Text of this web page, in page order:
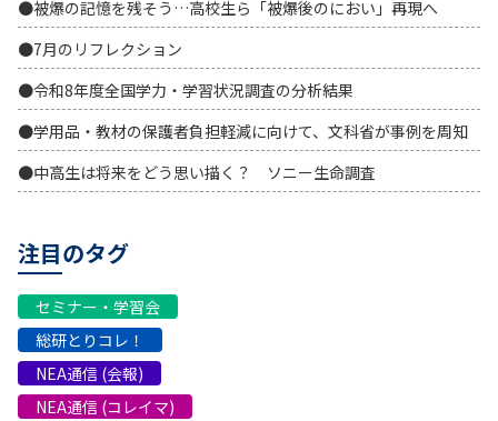
●被爆の記憶を残そう…高校生ら「被爆後のにおい」再現へ
●7月のリフレクション
●令和8年度全国学力・学習状況調査の分析結果
●学用品・教材の保護者負担軽減に向けて、文科省が事例を周知
●中高生は将来をどう思い描く？ ソニー生命調査
注目のタグ
セミナー・学習会
総研とりコレ！
NEA通信 (会報)
NEA通信 (コレイマ)